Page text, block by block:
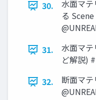
30.
水面マ
る
31.
水面マ
ど解説)
32.
断面マ